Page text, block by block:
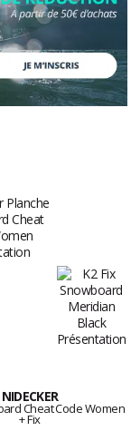
NIDECKER
Cheat Code Women
+ Fix